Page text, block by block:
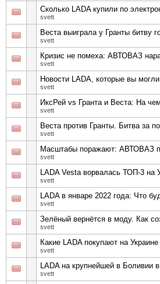
Сколько LADA купили по
svett
Веста выиграла у Гранты битву
svett
Кризис не помеха: АВТОВАЗ
svett
Новости LADA, которые вы
svett
ИксРей vs Гранта и Веста: На
svett
Веста против Гранты. Битва за
svett
Масштабы поражают: АВТОВАЗ
svett
LADA Vesta ворвалась ТОП-3 на
svett
LADA в январе 2022 года: Что
svett
Зелёный вернётся в моду. Как
svett
Какие LADA покупают на Украине
svett
LADA на крупнейшей в Боливии
svett